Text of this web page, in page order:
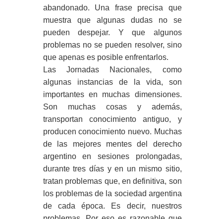
abandonado. Una frase precisa que
muestra que algunas dudas no se
pueden despejar. Y que algunos
problemas no se pueden resolver, sino
que apenas es posible enfrentarlos.
Las Jornadas Nacionales, como
algunas instancias de la vida, son
importantes en muchas dimensiones.
Son muchas cosas y además,
transportan conocimiento antiguo, y
producen conocimiento nuevo. Muchas
de las mejores mentes del derecho
argentino en sesiones prolongadas,
durante tres días y en un mismo sitio,
tratan problemas que, en definitiva, son
los problemas de la sociedad argentina
de cada época. Es decir, nuestros